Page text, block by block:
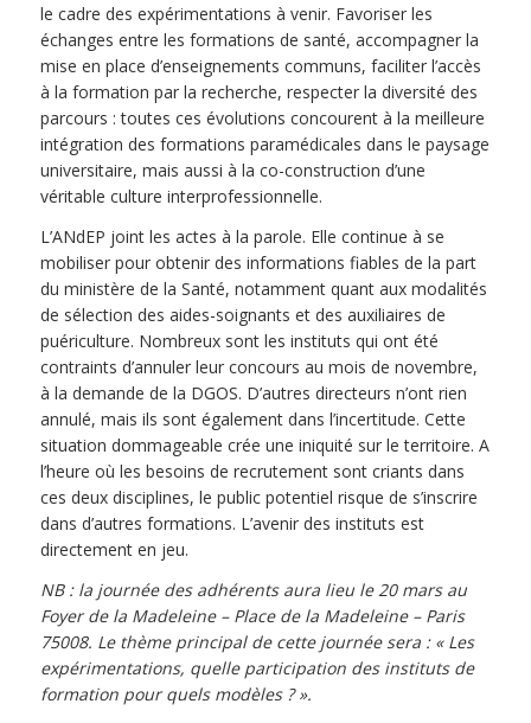
le cadre des expérimentations à venir. Favoriser les
échanges entre les formations de santé, accompagner la
mise en place d’enseignements communs, faciliter l’accès
à la formation par la recherche, respecter la diversité des
parcours : toutes ces évolutions concourent à la meilleure
intégration des formations paramédicales dans le paysage
universitaire, mais aussi à la co-construction d’une
véritable culture interprofessionnelle.
L’ANdEP joint les actes à la parole. Elle continue à se
mobiliser pour obtenir des informations fiables de la part
du ministère de la Santé, notamment quant aux modalités
de sélection des aides-soignants et des auxiliaires de
puériculture. Nombreux sont les instituts qui ont été
contraints d’annuler leur concours au mois de novembre,
à la demande de la DGOS. D’autres directeurs n’ont rien
annulé, mais ils sont également dans l’incertitude. Cette
situation dommageable crée une iniquité sur le territoire. A
l’heure où les besoins de recrutement sont criants dans
ces deux disciplines, le public potentiel risque de s’inscrire
dans d’autres formations. L’avenir des instituts est
directement en jeu.
NB : la journée des adhérents aura lieu le 20 mars au
Foyer de la Madeleine – Place de la Madeleine – Paris
75008. Le thème principal de cette journée sera : « Les
expérimentations, quelle participation des instituts de
formation pour quels modèles ? ».